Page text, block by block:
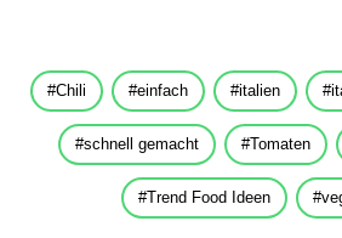
Chili einfach italien
schnell gemacht Tomaten
Trend Food Ideen